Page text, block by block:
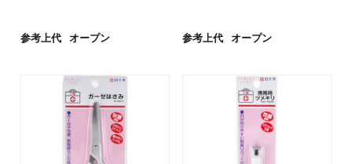
参考上代 オープン 参考上代 オープン